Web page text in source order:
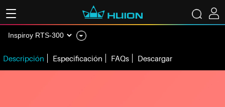
Descripción Especificación FAQs Descargar